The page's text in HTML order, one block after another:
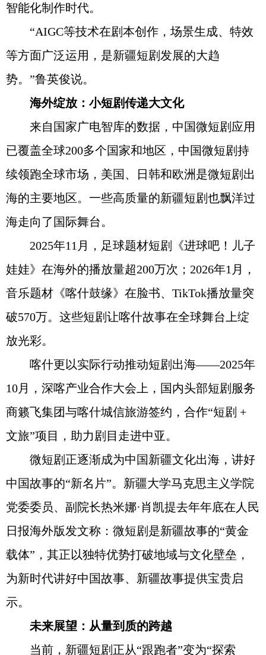
智能化制作时代。
“AIGC等技术在剧本创作，场景生成、特效
等方面广泛运用，是新疆短剧发展的大趋
势。”鲁英俊说。
海外绽放：小短剧传递大文化
来自国家广电智库的数据，中国微短剧应用
已覆盖全球200多个国家和地区，中国微短剧持
续领跑全球市场，美国、日韩和欧洲是微短剧出
海的主要地区。一些高质量的新疆短剧也飘洋过
海走向了国际舞台。
2025年11月，足球题材短剧《进球吧！儿子
娃娃》在海外的播放量超200万次；2026年1月，
音乐题材《喀什鼓缘》在脸书、TikTok播放量突
破570万。这些短剧让喀什故事在全球舞台上绽
放光彩。
喀什更以实际行动推动短剧出海——2025年
10月，深喀产业合作大会上，国内头部短剧服务
商籁飞集团与喀什城信旅游签约，合作“短剧 +
文旅”项目，助力剧目走进中亚。
微短剧正逐渐成为中国新疆文化出海，讲好
中国故事的“新名片”。新疆大学马克思主义学院
党委委员、副院长热米娜·肖凯提去年年底在人民
日报海外版发文称：微短剧是新疆故事的“黄金
载体”，其正以独特优势打破地域与文化壁垒，
为新时代讲好中国故事、新疆故事提供宝贵启
示。
未来展望：从量到质的跨越
当前，新疆短剧正从“跟跑者”变为“探索